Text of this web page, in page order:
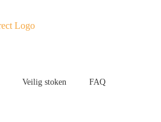
Veilig stoken FAQ